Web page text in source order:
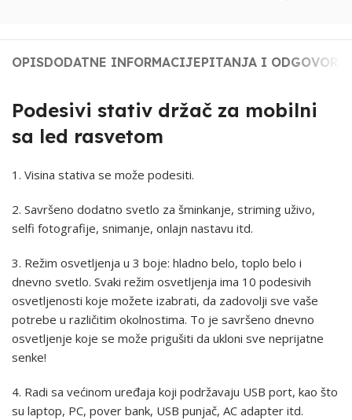
OPISDODATNE INFORMACIJEPITANJA I ODGOVORI
Podesivi stativ držač za mobilni
sa led rasvetom
1. Visina stativa se može podesiti.
2. Savršeno dodatno svetlo za šminkanje, striming uživo,
selfi fotografije, snimanje, onlajn nastavu itd.
3. Režim osvetljenja u 3 boje: hladno belo, toplo belo i
dnevno svetlo. Svaki režim osvetljenja ima 10 podesivih
osvetljenosti koje možete izabrati, da zadovolji sve vaše
potrebe u različitim okolnostima. To je savršeno dnevno
osvetljenje koje se može prigušiti da ukloni sve neprijatne
senke!
4. Radi sa većinom uređaja koji podržavaju USB port, kao što
su laptop, PC, pover bank, USB punjač, AC adapter itd.